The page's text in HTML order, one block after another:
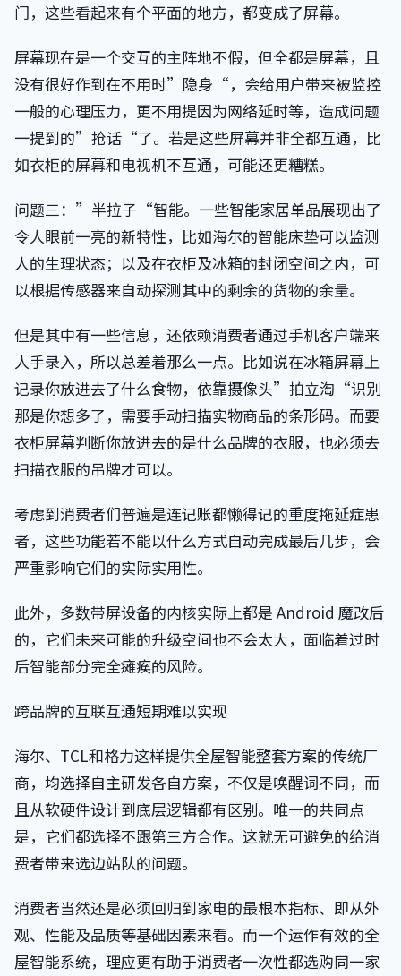
门，这些看起来有个平面的地方，都变成了屏幕。
屏幕现在是一个交互的主阵地不假，但全都是屏幕，且
没有很好作到在不用时”隐身“，会给用户带来被监控
一般的心理压力，更不用提因为网络延时等，造成问题
一提到的”抢话“了。若是这些屏幕并非全都互通，比
如衣柜的屏幕和电视机不互通，可能还更糟糕。
问题三：”半拉子“智能。一些智能家居单品展现出了
令人眼前一亮的新特性，比如海尔的智能床垫可以监测
人的生理状态；以及在衣柜及冰箱的封闭空间之内，可
以根据传感器来自动探测其中的剩余的货物的余量。
但是其中有一些信息，还依赖消费者通过手机客户端来
人手录入，所以总差着那么一点。比如说在冰箱屏幕上
记录你放进去了什么食物，依靠摄像头”拍立淘“识别
那是你想多了，需要手动扫描实物商品的条形码。而要
衣柜屏幕判断你放进去的是什么品牌的衣服，也必须去
扫描衣服的吊牌才可以。
考虑到消费者们普遍是连记账都懒得记的重度拖延症患
者，这些功能若不能以什么方式自动完成最后几步，会
严重影响它们的实际实用性。
此外，多数带屏设备的内核实际上都是 Android 魔改后
的，它们未来可能的升级空间也不会太大，面临着过时
后智能部分完全瘫痪的风险。
跨品牌的互联互通短期难以实现
海尔、TCL和格力这样提供全屋智能整套方案的传统厂
商，均选择自主研发各自方案，不仅是唤醒词不同，而
且从软硬件设计到底层逻辑都有区别。唯一的共同点
是，它们都选择不跟第三方合作。这就无可避免的给消
费者带来选边站队的问题。
消费者当然还是必须回归到家电的最根本指标、即从外
观、性能及品质等基础因素来看。而一个运作有效的全
屋智能系统，理应更有助于消费者一次性都选购同一家